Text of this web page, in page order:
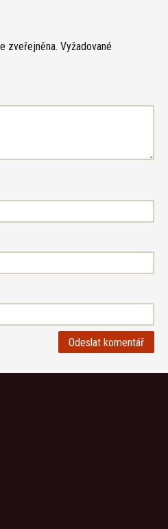
zveřejněna. Vyžadované